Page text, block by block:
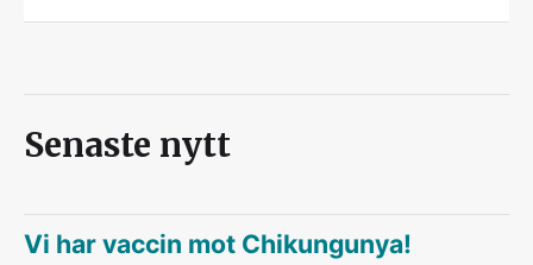
Senaste nytt
Vi har vaccin mot Chikungunya!